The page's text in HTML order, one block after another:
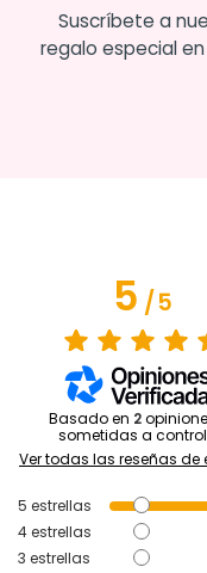
Suscríbete a
regalo especial
5/5
Basado en 2
sometidas a control
Ver todas las reseñas de
5 estrellas
4estrellas
3 estrellas